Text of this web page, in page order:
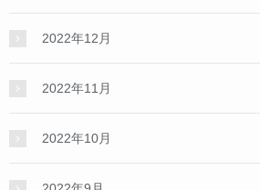
2022年12月
2022年11月
2022年10月